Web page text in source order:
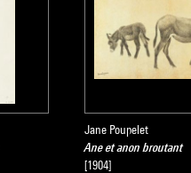
Jane Poupelet
Ane et anon broutant
[1904]